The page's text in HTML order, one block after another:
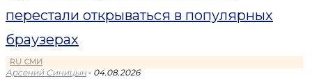
перестали открываться в популярных
браузерах
RU СМИ
Арсений Синицын - 04.08.2026